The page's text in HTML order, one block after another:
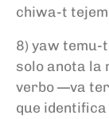
chiwa-t
8) yaw temu-
solo anota la
verbo —va
que